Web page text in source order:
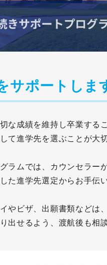
サポートしま
な成績を維持し卒業する
て進学先を選ぶことが大切
ラムでは、カウンセラー
た進学先選定からお手伝
やビザ、出願書類などは
出せるよう、渡航後も相